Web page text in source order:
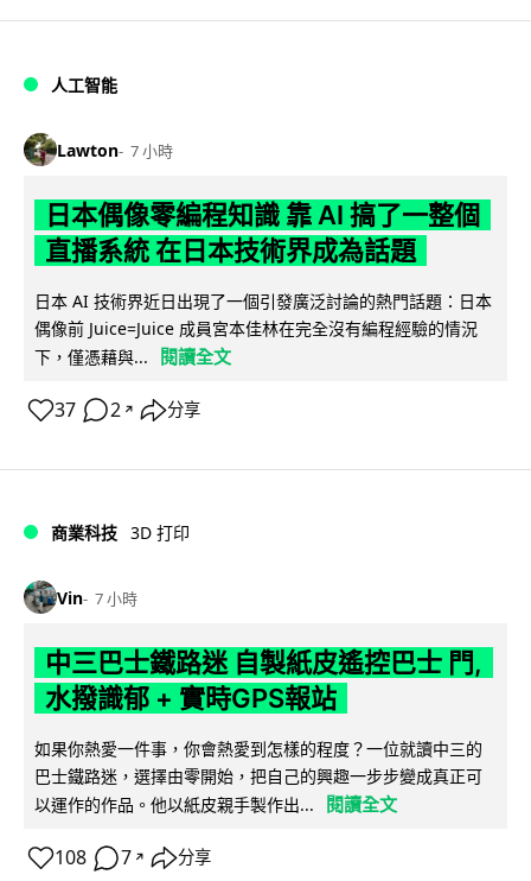
人工智能
Lawton 7 小時
日本偶像零編程知識 靠 AI 搞了一整個
直播系統 在日本技術界成為話題
日本 AI 技術界近日出現了一個引發廣泛討論的熱門話題：日本
偶像前 Juice=Juice 成員宮本佳林在完全沒有編程經驗的情況
下，僅憑藉與...
閱讀全文
37 2 ↗ 分享
商業科技 3D 打印
Vin 7 小時
中三巴士鐵路迷 自製紙皮遙控巴士 門,
水撥識郁 + 實時GPS報站
如果你熱愛一件事，你會熱愛到怎樣的程度？一位就讀中三的
巴士鐵路迷，選擇由零開始，把自己的興趣一步步變成真正可
以運作的作品。他以紙皮親手製作出...
閱讀全文
108 7 ↗ 分享